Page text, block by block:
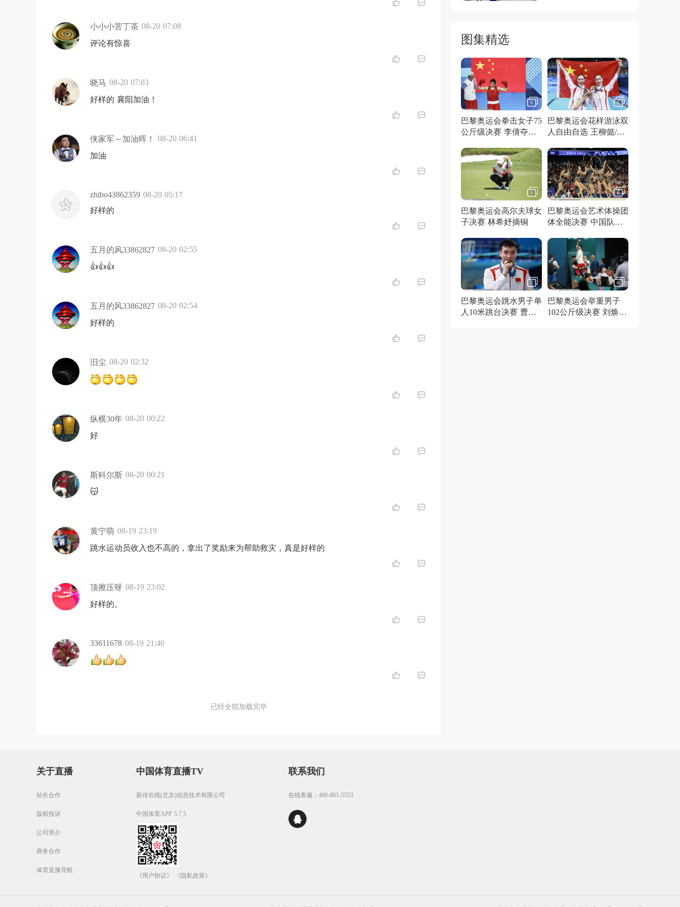
小小小苦丁茶 08-20 07:08
评论有惊喜
晓马 08-20 07:03
好样的 襄阳加油！
侠家军～加油晖！
08-20 06:41
加油
zhibo43862359 08-20 05:17
好样的
五月的风33862827 08-20 02:55
👍👍👍
五月的风33862827 08-20 02:54
好样的
旧尘 08-20 02:32
纵横30年 08-20 00:22
好
斯科尔斯 08-20 00:21
😽
黄宁萌 08-19 23:19
跳水运动员收入也不高的，拿出了奖励来为帮助救灾，真是好样的
顶擦压呀 08-19 23:02
好样的。
33611678 08-19 21:40
已经全部加载完毕
图集精选
6
巴黎奥运会拳击女子75
公斤级决赛 李倩夺得
5
巴黎奥运会花样游泳双
人自由自选 王柳懿/王
5
巴黎奥运会高尔夫球女
子决赛 林希妤摘铜
6
巴黎奥运会艺术体操团
体全能决赛 中国队夺
7
巴黎奥运会跳水男子单
人10米跳台决赛 曹缘
6
巴黎奥运会举重男子
102公斤级决赛 刘焕华
关于直播
站长合作
版权投诉
公司简介
商务合作
体育直播导航
中国体育直播TV
新传在线(北京)信息技术有限公司
中国体育APP 5.7.5
《用户协议》 《隐私政策》
联系我们
在线客服：400-801-5553